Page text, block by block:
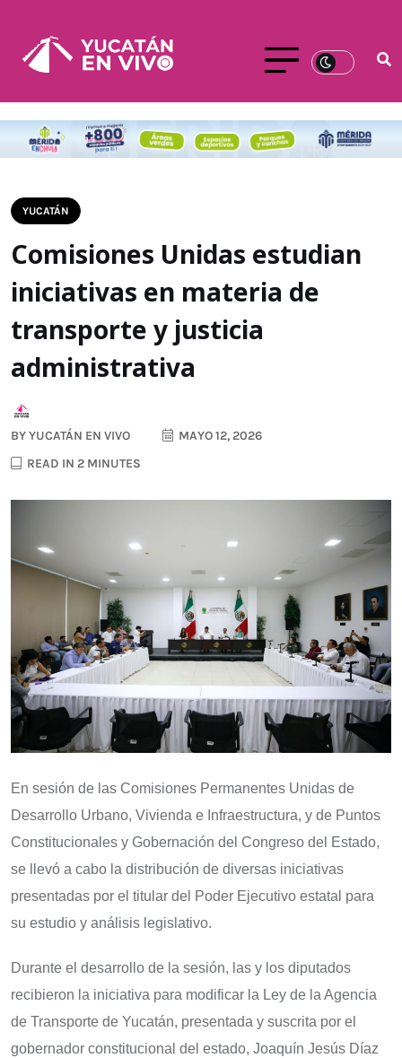
YUCATÁN
Comisiones Unidas estudian
iniciativas en materia de
transporte y justicia
administrativa
BYYUCATÁN EN VIVO
MAYO 12, 2026
READ IN 2 MINUTES
En sesión de las Comisiones Permanentes Unidas de
Desarrollo Urbano, Vivienda e Infraestructura, y de Puntos
Constitucionales y Gobernación del Congreso del Estado,
se llevó a cabo la distribución de diversas iniciativas
presentadas por el titular del Poder Ejecutivo estatal para
su estudio y análisis legislativo.
Durante el desarrollo de la sesión, las y los diputados
recibieron la iniciativa para modificar la Ley de la Agencia
de Transporte de Yucatán, presentada y suscrita por el
gobernador constitucional del estado, Joaquín Jesús Díaz